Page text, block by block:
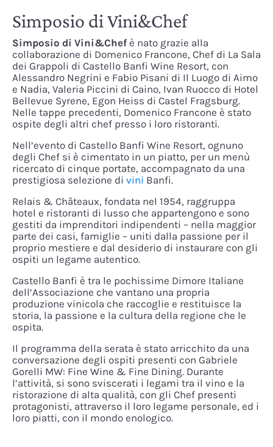
Simposio di Vini&Chef
Simposio di Vini&Chefè nato grazie alla
collaborazione di Domenico Francone, Chef di La Sala
dei Grappoli di Castello Banfi Wine Resort, con
Alessandro Negrini e Fabio Pisani di Il Luogo di Aimo
e Nadia, Valeria Piccini di Caino, Ivan Ruocco di Hotel
Bellevue Syrene, Egon Heiss di Castel Fragsburg.
Nelle tappe precedenti, Domenico Francone è stato
ospite degli altri chef presso i loro ristoranti.
Nell’evento di Castello Banfi Wine Resort, ognuno
degli Chef si è cimentato in un piatto, per un menù
ricercato di cinque portate, accompagnato da una
prestigiosa selezione di vini Banfi.
Relais & Châteaux, fondata nel 1954, raggruppa
hotel e ristoranti di lusso che appartengono e sono
gestiti da imprenditori indipendenti – nella maggior
parte dei casi, famiglie – uniti dalla passione per il
proprio mestiere e dal desiderio di instaurare con gli
ospiti un legame autentico.
Castello Banfi è tra le pochissime Dimore Italiane
dell’Associazione che vantano una propria
produzione vinicola che raccoglie e restituisce la
storia, la passione e la cultura della regione che le
ospita.
Il programma della serata è stato arricchito da una
conversazione degli ospiti presenti con Gabriele
Gorelli MW: Fine Wine & Fine Dining. Durante
l’attività, si sono sviscerati i legami tra il vino e la
ristorazione di alta qualità, con gli Chef presenti
protagonisti, attraverso il loro legame personale, ed i
loro piatti, con il mondo enologico.